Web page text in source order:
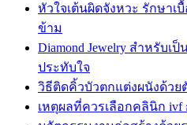
หัวใจเต้นผิดจังหวะ รักษาเ
ข้าม
Diamond Jewelry สำหรับ
ประทับใจ
วิธีติดคิ้วบัวตกแต่งผนังด้ว
เหตุผลที่ควรเลือกคลินิก ivf